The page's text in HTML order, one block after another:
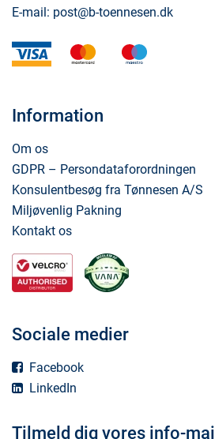
E-mail: post@b-toennesen.dk
visa mastercard
Information
Om os
GDPR – Persondataforordningen
Konsulentbesøg fra Tønnesen A/S
Miljøvenlig Pakning
Kontakt os
Sociale medier
Facebook
LinkedIn
Tilmeld dig vores info-mail